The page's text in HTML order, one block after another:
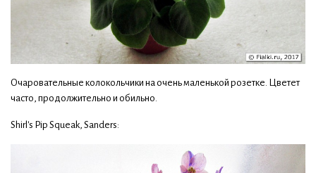
Очаровательные колокольчики на очень маленькой розетке. Цветет
часто, продолжительно и обильно.
Shirl's Pip Squeak, Sanders: